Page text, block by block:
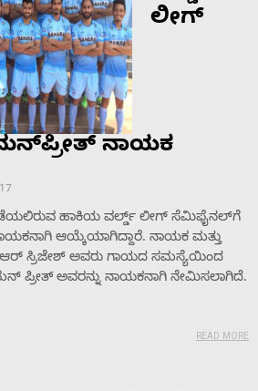
ಲೀಗ್
ನಾಯಕ
ಹಾಕಿಯ ವರ್ಲ್ಡ್ ಲೀಗ್ ಸೆಮಿಫೈನಲ್‌ಗೆ
ಆಯ್ಕೆಯಾಗಿದ್ದಾರೆ. ನಾಯಕ ಮತ್ತು
ಸ್ರಿಜೇಶ್ ಅವರು ಗಾಯದ ಸಮಸ್ಯೆಯಿಂದ
ಪ್ರೀತ್ ಅವರನ್ನು ನಾಯಕನಾಗಿ ನೇಮಿಸಲಾಗಿದೆ.
READ MORE